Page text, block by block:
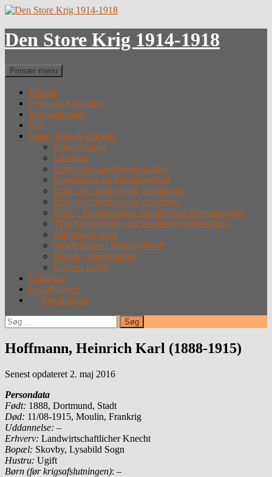
Hop
indhold
Den Store Krig 1914-1918
Søg
Primær menu
Forside
Fotos og Arkivalier
Krigsdeltagere
Om
Lister, links & litteratur
Undervisning
Litteratur
Lister over sønderjyske faldne
Krigergrave og mindesmærker
Liste over sønderjyske krigsfanger
Liste over sønderjyske desertører
DSK – Dansksindede Sønderjyske Krigsdeltagere
Tysk hjemmeside med tabslister (eksternt link)
Alfabetiske lister
Straffefanger i Sønderjylland
Film & videoforedrag
Krigens forløb
Leksikon
Lokalhistorie
Introduction
Søg
efter:
Hoffmann, Heinrich Karl (1888-1915)
Senest opdateret 2. maj 2016
Persondata
Født: 1888, Dortmund, Stadt
Død: 11/08-1915, Moulin, Frankrig
Uddannelse: –
Erhverv: Landwirtschaftlicher Knecht
Bopæl: Skovby, Lysabild Sogn
Hustru: Ugift
Børn (før krigsafslutningen): –